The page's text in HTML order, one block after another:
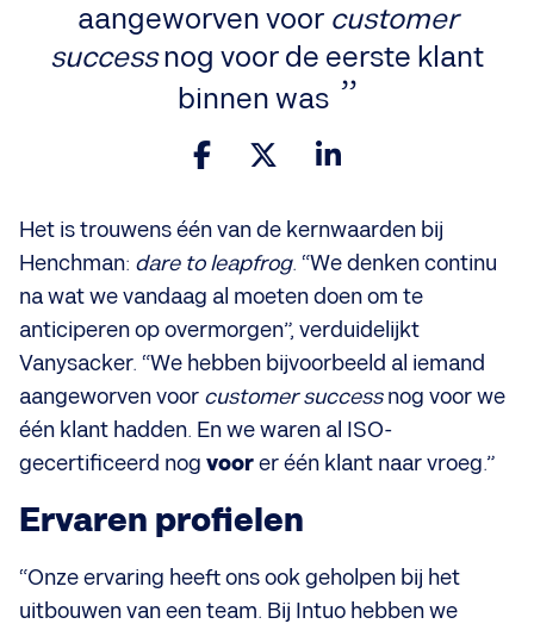
aangeworven voor customer
successnog voor de eerste klant
binnen was
Het is trouwens één van de kernwaarden bij
Henchman: dare to leapfrog. “We denken continu
na wat we vandaag al moeten doen om te
anticiperen op overmorgen”, verduidelijkt
Vanysacker. “We hebben bijvoorbeeld al iemand
aangeworven voor customer successnog voor we
één klant hadden. En we waren al ISO-
gecertificeerd nog voorer één klant naar vroeg.”
Ervaren profielen
“Onze ervaring heeft ons ook geholpen bij het
uitbouwen van een team. Bij Intuo hebben we